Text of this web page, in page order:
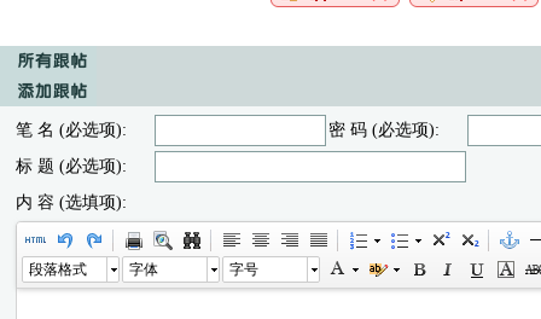
笔 名 (必选项):
密 码 (必选项):
标 题 (必选项):
内 容 (选填项):
段落格式 字体 字号